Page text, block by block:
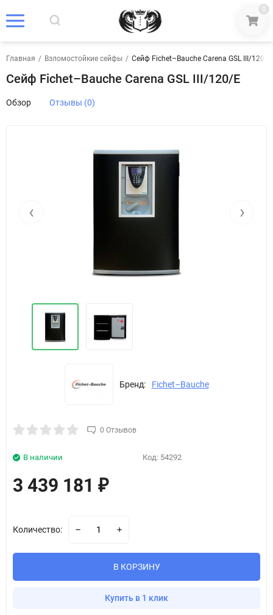
0
Главная / Взломостойкие сейфы / Сейф Fichet–Bauche Carena GSL III/120/E
Сейф Fichet–Bauche Carena GSL III/120/E
Обзор Отзывы (0)
‹ ›
Бренд: Fichet–Bauche
0 Отзывов
В наличии Код: 54292
3 439 181 ₽
Количество:
В КОРЗИНУ
Купить в 1 клик